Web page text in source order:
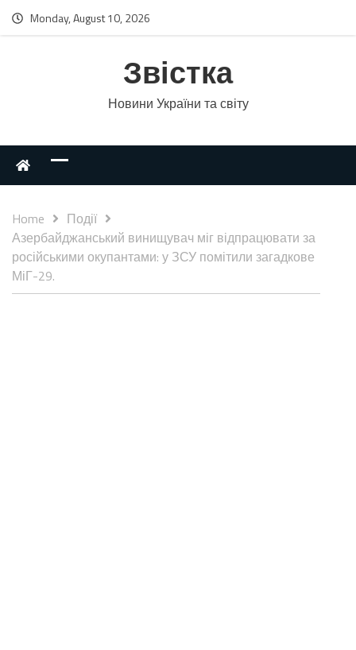
Monday, August 10, 2026
Звістка
Новини України та світу
Home
Події
Азербайджанський винищувач міг відпрацювати за
російськими окупантами: у ЗСУ помітили загадкове
МіГ-29.